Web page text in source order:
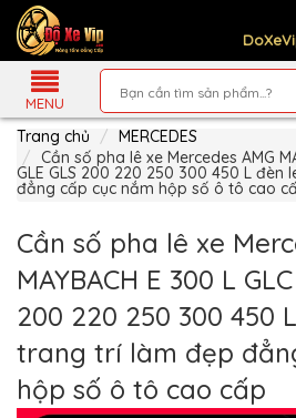
MENU
Giới
Thiệu
Sản
Phẩm
Hướng
Mua
Hàng
Chính
Sách
Thanh
Tin
Xe
Mới
Trang chủ
MERCEDES
Cần số pha lê xe Mercedes AMG
GLE GLS 200 220 250 300 450 L
đẳng cấp cục nắm hộp số ô tô cao
Cần số pha lê xe
MAYBACH E 300 L
200 220 250 300 450
trang trí làm đẹp
hộp số ô tô cao cấp